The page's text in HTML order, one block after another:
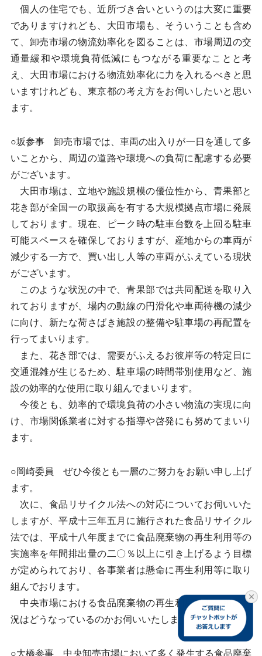
個人の住宅でも、近所づき合いというのは大変に重要
でありますけれども、大田市場も、そういうことも含め
て、卸売市場の物流効率化を図ることは、市場周辺の交
通量緩和や環境負荷低減にもつながる重要なことと考
え、大田市場における物流効率化に力を入れるべきと思
いますけれども、東京都の考え方をお伺いしたいと思い
ます。
○坂参事 卸売市場では、車両の出入りが一日を通して多
いことから、周辺の道路や環境への負荷に配慮する必要
がございます。
大田市場は、立地や施設規模の優位性から、青果部と
花き部が全国一の取扱高を有する大規模拠点市場に発展
しております。現在、ピーク時の駐車台数を上回る駐車
可能スペースを確保しておりますが、産地からの車両が
減少する一方で、買い出し人等の車両がふえている現状
がございます。
このような状況の中で、青果部では共同配送を取り入
れておりますが、場内の動線の円滑化や車両待機の減少
に向け、新たな荷さばき施設の整備や駐車場の再配置を
行ってまいります。
また、花き部では、需要がふえるお彼岸等の特定日に
交通混雑が生じるため、駐車場の時間帯別使用など、施
設の効率的な使用に取り組んでまいります。
今後とも、効率的で環境負荷の小さい物流の実現に向
け、市場関係業者に対する指導や啓発にも努めてまいり
ます。
○岡崎委員 ぜひ今後とも一層のご努力をお願い申し上げ
ます。
次に、食品リサイクル法への対応についてお伺いいた
しますが、平成十三年五月に施行された食品リサイクル
法では、平成十八年度までに食品廃棄物の再生利用等の
実施率を年間排出量の二〇％以上に引き上げるよう目標
が定められており、各事業者は懸命に再生利用等に取り
組んでおります。
中央市場における食品廃棄物の再生利用の取り組み状
況はどうなっているのかお伺いいたします。
○大橋参事 中央卸売市場において多く発生する食品廃棄